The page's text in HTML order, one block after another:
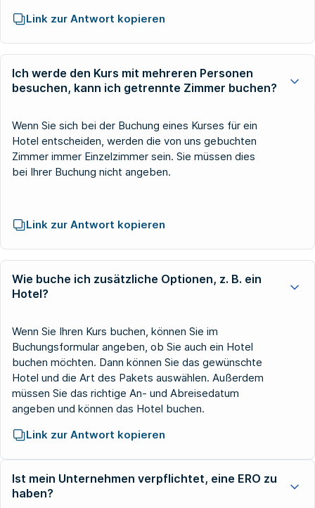
Link zur Antwort kopieren
Ich werde den Kurs mit mehreren Personen
besuchen, kann ich getrennte Zimmer buchen?
Wenn Sie sich bei der Buchung eines Kurses für ein
Hotel entscheiden, werden die von uns gebuchten
Zimmer immer Einzelzimmer sein. Sie müssen dies
bei Ihrer Buchung nicht angeben.
Link zur Antwort kopieren
Wie buche ich zusätzliche Optionen, z. B. ein
Hotel?
Wenn Sie Ihren Kurs buchen, können Sie im
Buchungsformular angeben, ob Sie auch ein Hotel
buchen möchten. Dann können Sie das gewünschte
Hotel und die Art des Pakets auswählen. Außerdem
müssen Sie das richtige An- und Abreisedatum
angeben und können das Hotel buchen.
Link zur Antwort kopieren
Ist mein Unternehmen verpflichtet, eine ERO zu
haben?